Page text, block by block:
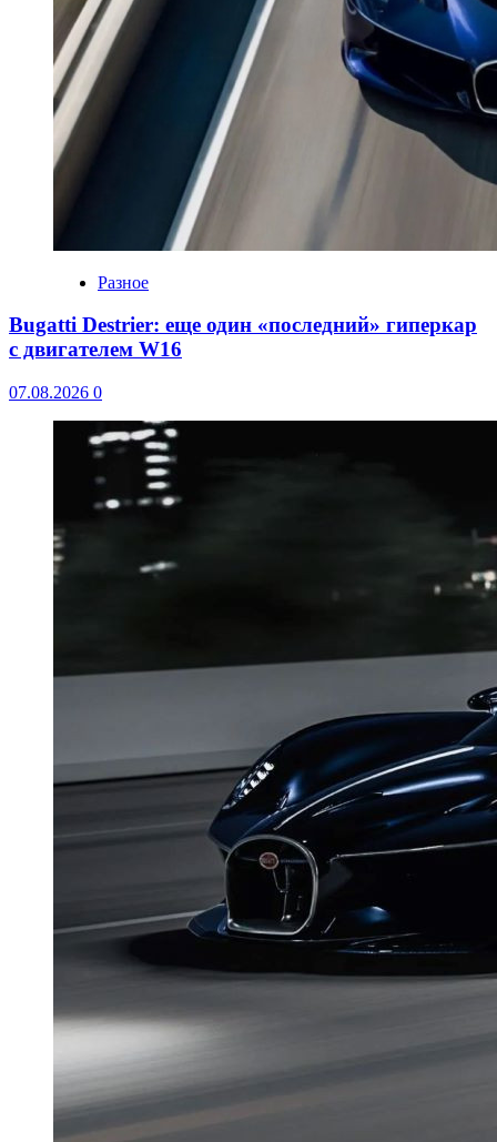
Разное
Bugatti Destrier: еще один «последний» гиперкар
с двигателем W16
07.08.2026 0